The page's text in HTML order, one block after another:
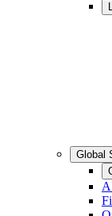
Global